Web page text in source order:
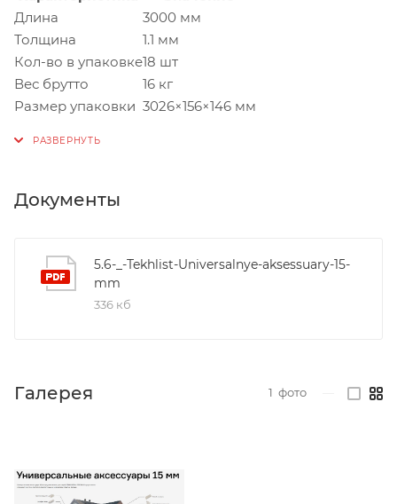
Длина
3000 мм
Толщина
1.1 мм
Кол-во в упаковке18 шт
Вес брутто
16 кг
Размер упаковки 3026×156×146 мм
Документы
5.6-_-Tekhlist-Universalnye-aksessuary-15-
mm
336 кб
Галерея 1 фото